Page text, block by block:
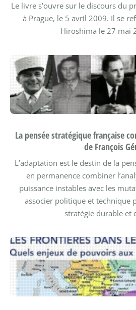
Le livre s’ouvre sur le discours du
à Prague, le 5 avril 2009. Il se
Hiroshima le 27 mai
La pensée stratégique française
de François
L’adaptation est le destin de la
en permanence combiner
puissance instables avec les
associer politique et technique
stratégie durable et